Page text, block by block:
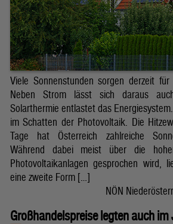
Viele Sonnenstunden sorgen derzeit für
Neben Strom lässt sich daraus
Solarthermie entlastet das
im Schatten der Photovoltaik. Die
Tage hat Österreich zahlreiche
Während dabei meist über die
Photovoltaikanlagen gesprochen wird,
eine zweite Form […]
NÖN
Großhandelspreise legten auch